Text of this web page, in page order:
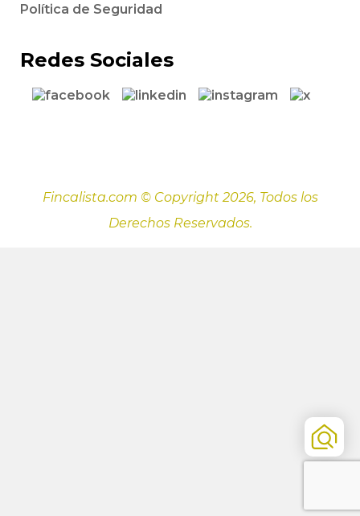
Política de Seguridad
Redes Sociales
Fincalista.com © Copyright 2026, Todos los
Derechos Reservados.